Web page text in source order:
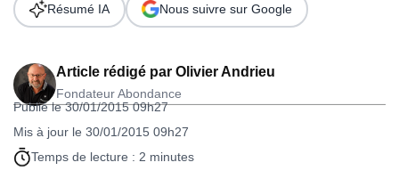
Article rédigé par Olivier Andrieu
Fondateur Abondance
Publié le 30/01/2015 09h27
Mis à jour le 30/01/2015 09h27
Temps de lecture : 2 minutes
Résumé IA Nous suivre sur Google